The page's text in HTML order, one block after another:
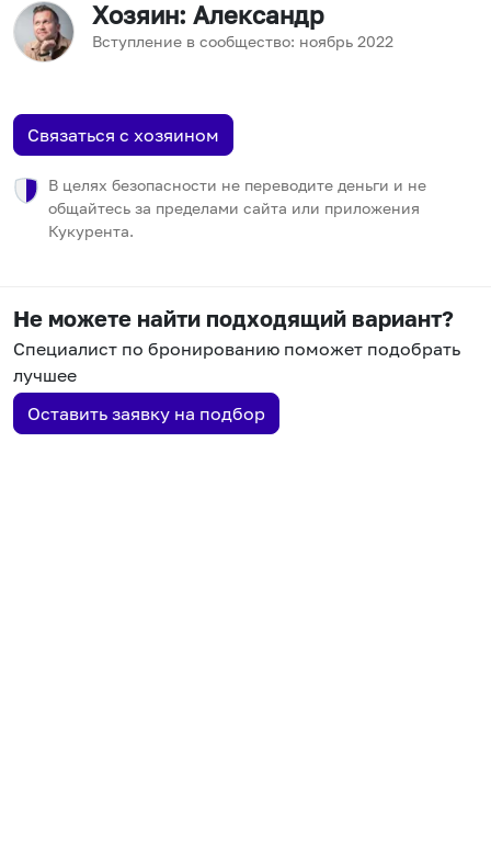
Хозяин: Александр
Вступление в сообщество: ноябрь 2022
Связаться с хозяином
В целях безопасности не переводите деньги и не
общайтесь за пределами сайта или приложения
Кукурента.
Не можете найти подходящий вариант?
Специалист по бронированию поможет подобрать
лучшее
Оставить заявку на подбор